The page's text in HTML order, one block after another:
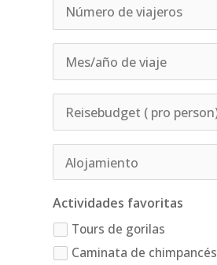
Actividades favoritas
Tours de gorilas
Caminata de chimpancés